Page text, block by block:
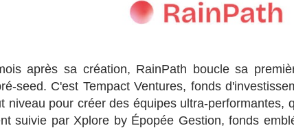
après sa création, RainPath boucle sa
seed. C'est Tempact Ventures, fonds
niveau pour créer des équipes ultra-performantes,
suivie par Xplore by Épopée Gestion, fonds